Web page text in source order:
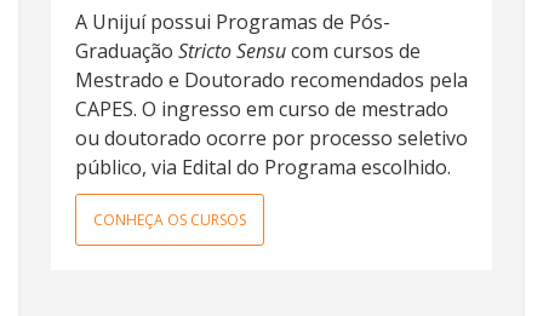
A Unijuí possui Programas de Pós-
Graduação Stricto Sensucom cursos de
Mestrado e Doutorado recomendados pela
CAPES. O ingresso em curso de mestrado
ou doutorado ocorre por processo seletivo
público, via Edital do Programa escolhido.
CONHEÇA OS CURSOS